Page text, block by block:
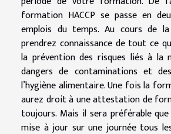
formation HACCP se passe en
emplois du temps. Au cours de
prendrez connaissance de tout ce
la prévention des risques liés à la
dangers de contaminations et
l’hygiène alimentaire. Une fois la
aurez droit à une attestation de
toujours. Mais il sera préférable
mise à jour sur une journée tous